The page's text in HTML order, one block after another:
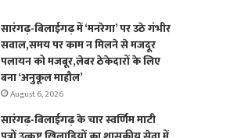
सारंगढ़-बिलाईगढ़ में ‘मनरेगा’ पर उठे गंभीर
सवाल,समय पर काम न मिलने से मजदूर
पलायन को मजबूर,लेबर ठेकेदारों के लिए
बना ‘अनुकूल माहौल’
August 6, 2026
सारंगढ़-बिलाईगढ़ के चार स्वर्णिम माटी